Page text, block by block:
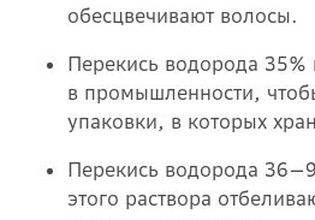
обесцвечивают волосы.
Перекись водорода 35%
в промышленности,
упаковки, в которых
Перекись водорода
этого раствора